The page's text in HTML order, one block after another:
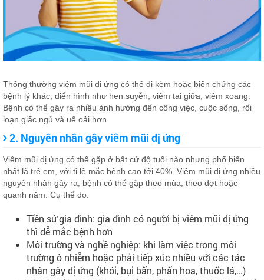
Thông thường viêm mũi dị ứng có thể đi kèm hoặc biến chứng các
bệnh lý khác, điển hình như hen suyễn, viêm tai giữa, viêm xoang.
Bệnh có thể gây ra nhiều ảnh hưởng đến công việc, cuộc sống, rối
loạn giấc ngủ và uể oải hơn.
2. Nguyên nhân gây viêm mũi dị ứng
Viêm mũi dị ứng có thể gặp ở bất cứ độ tuổi nào nhưng phổ biến
nhất là trẻ em, với tỉ lệ mắc bệnh cao tới 40%. Viêm mũi dị ứng nhiều
nguyên nhân gây ra, bệnh có thể gặp theo mùa, theo đợt hoặc
quanh năm. Cụ thể do:
Tiền sử gia đình: gia đình có người bị viêm mũi dị ứng
thì dễ mắc bệnh hơn
Môi trường và nghề nghiệp: khi làm việc trong môi
trường ô nhiễm hoặc phải tiếp xúc nhiều với các tác
nhân gây dị ứng (khói, bụi bẩn, phấn hoa, thuốc lá,…)